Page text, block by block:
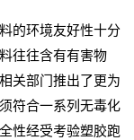
的环境友好性十分
往往含有有害物
关部门推出了更为
符合一系列无毒化
性经受考验塑胶跑